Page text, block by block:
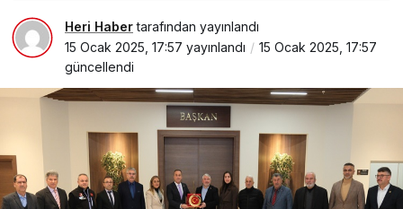
Heri Habertarafından yayınlandı
15 Ocak 2025, 17:57 yayınlandı
15 Ocak 2025, 17:57
güncellendi